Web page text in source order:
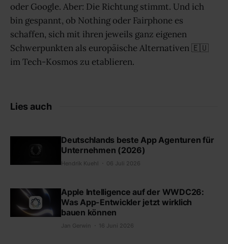
oder Google. Aber: Die Richtung stimmt. Und ich
bin gespannt, ob Nothing oder Fairphone es
schaffen, sich mit ihren jeweils ganz eigenen
Schwerpunkten als europäische Alternativen 🇪🇺
im Tech-Kosmos zu etablieren.
Lies auch
Deutschlands beste App Agenturen für
Unternehmen (2026)
Hendrik Kuehl 06 Juli 2026
Apple Intelligence auf der WWDC26:
Was App-Entwickler jetzt wirklich
bauen können
Jan Gerwin 16 Juni 2026